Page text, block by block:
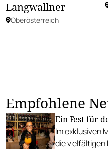
Langwallner
Oberösterreich
Empfohlene
Ein Fest für
Im exklusiven
die vielfältigen